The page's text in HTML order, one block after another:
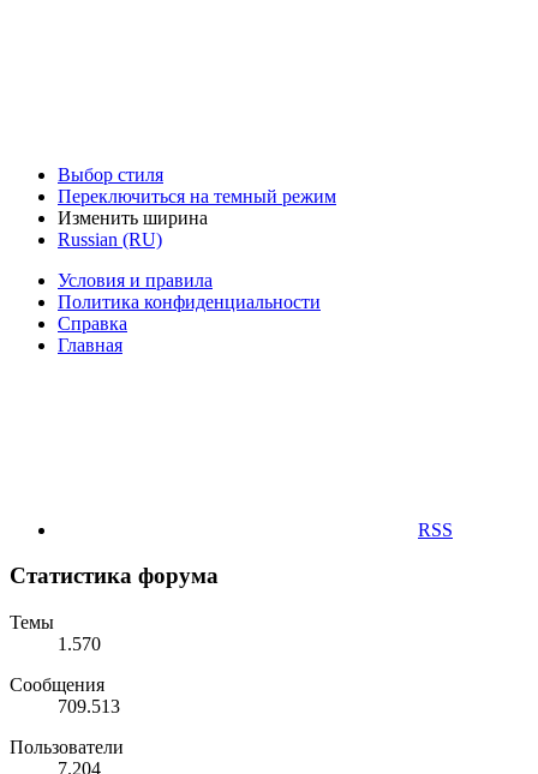
Выбор стиля
Переключиться на темный режим
Изменить ширина
Russian (RU)
Условия и правила
Политика конфиденциальности
Справка
Главная
RSS
Статистика форума
Темы
1.570
Сообщения
709.513
Пользователи
7.204